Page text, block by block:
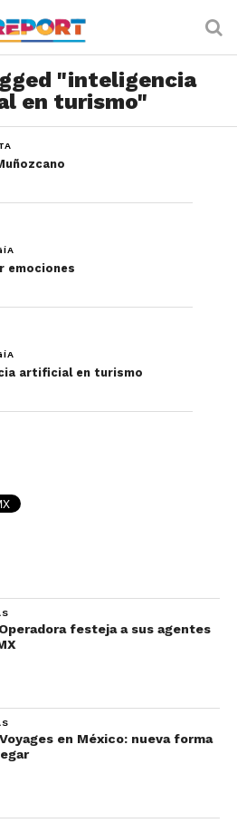
"inteligencia
en turismo"
emociones
artificial en turismo
festeja a sus agentes
en México: nueva forma